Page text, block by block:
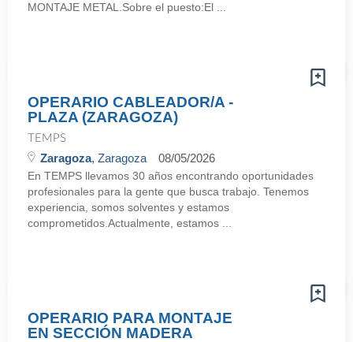
MONTAJE METAL.Sobre el puesto:El ...
OPERARIO CABLEADOR/A -
PLAZA (ZARAGOZA)
TEMPS
Zaragoza, Zaragoza 08/05/2026
En TEMPS llevamos 30 años encontrando oportunidades
profesionales para la gente que busca trabajo. Tenemos
experiencia, somos solventes y estamos
comprometidos.Actualmente, estamos ...
OPERARIO PARA MONTAJE
EN SECCIÓN MADERA